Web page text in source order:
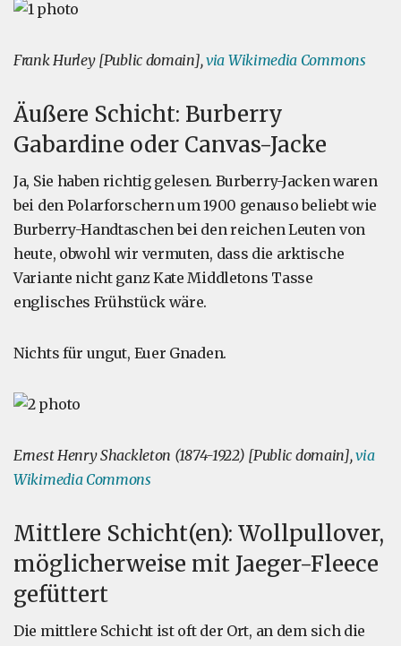
Frank Hurley [Public domain],via Wikimedia Commons
Äußere Schicht: Burberry
Gabardine oder Canvas-Jacke
Ja, Sie haben richtig gelesen. Burberry-Jacken waren
bei den Polarforschern um 1900 genauso beliebt wie
Burberry-Handtaschen bei den reichen Leuten von
heute, obwohl wir vermuten, dass die arktische
Variante nicht ganz Kate Middletons Tasse
englisches Frühstück wäre.
Nichts für ungut, Euer Gnaden.
Ernest Henry Shackleton (1874-1922) [Public domain],via
Wikimedia Commons
Mittlere Schicht(en): Wollpullover,
möglicherweise mit Jaeger-Fleece
gefüttert
Die mittlere Schicht ist oft der Ort, an dem sich die